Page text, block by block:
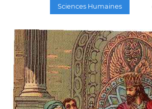
Sciences Humaines